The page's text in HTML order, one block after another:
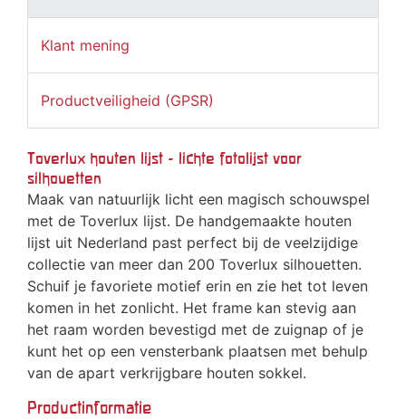
Klant mening
Productveiligheid (GPSR)
Toverlux houten lijst - lichte fotolijst voor
silhouetten
Maak van natuurlijk licht een magisch schouwspel
met de Toverlux lijst. De handgemaakte houten
lijst uit Nederland past perfect bij de veelzijdige
collectie van meer dan 200 Toverlux silhouetten.
Schuif je favoriete motief erin en zie het tot leven
komen in het zonlicht. Het frame kan stevig aan
het raam worden bevestigd met de zuignap of je
kunt het op een vensterbank plaatsen met behulp
van de apart verkrijgbare houten sokkel.
Productinformatie